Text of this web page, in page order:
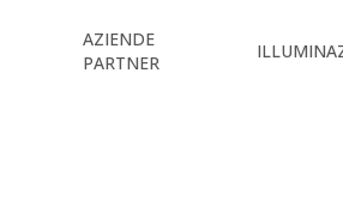
AZIENDE
PARTNER